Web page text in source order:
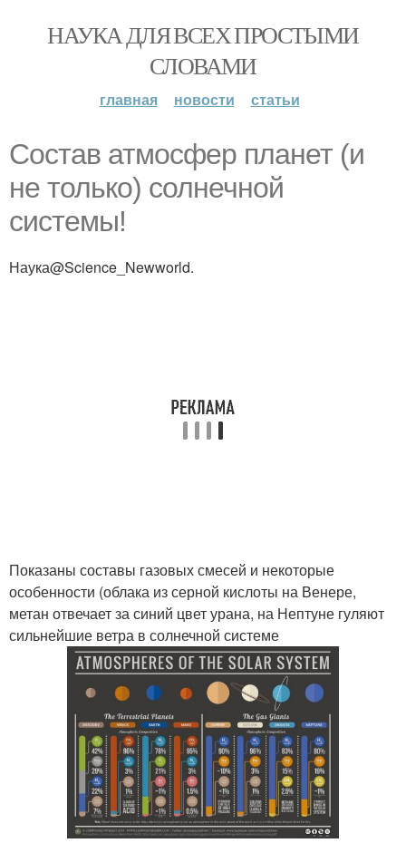
НАУКА ДЛЯ ВСЕХ ПРОСТЫМИ
СЛОВАМИ
главная новости статьи
Состав атмосфер планет (и
не только) солнечной
системы!
Наука@Science_Newworld.
Показаны составы газовых смесей и некоторые
особенности (облака из серной кислоты на Венере,
метан отвечает за синий цвет урана, на Нептуне гуляют
сильнейшие ветра в солнечной системе